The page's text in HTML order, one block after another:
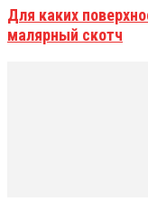
Для каких
малярный скотч